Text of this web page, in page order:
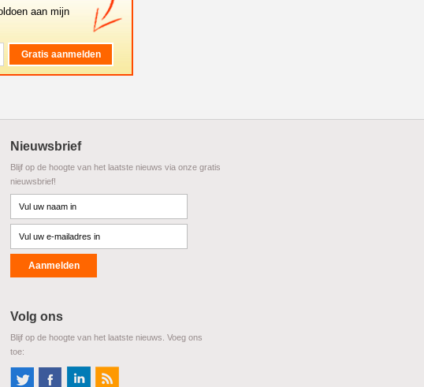
aan mijn
Nieuwsbrief
Blijf op de hoogte van het laatste nieuws via onze gratis
nieuwsbrief!
Volg ons
Blijf op de hoogte van het laatste nieuws. Voeg ons
toe: